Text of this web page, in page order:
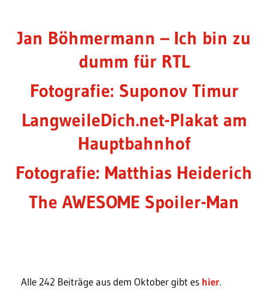
Jan Böhmermann – Ich bin zu
dumm für RTL
Fotografie: Suponov Timur
LangweileDich.net-Plakat am
Hauptbahnhof
Fotografie: Matthias Heiderich
The AWESOME Spoiler-Man
Alle 242 Beiträge aus dem Oktober gibt es hier.